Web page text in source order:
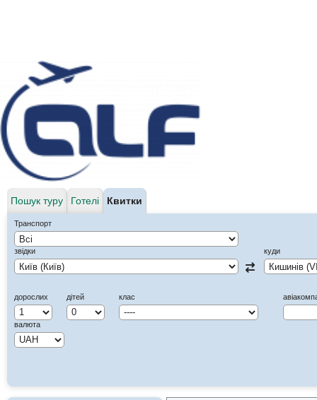
Пошук туру Готелі Квитки
Транспорт
звідки куди
дорослих дітей клас
валюта